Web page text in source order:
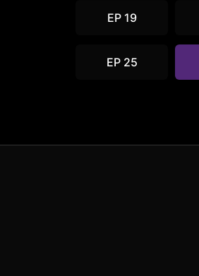
EP 19
EP 25